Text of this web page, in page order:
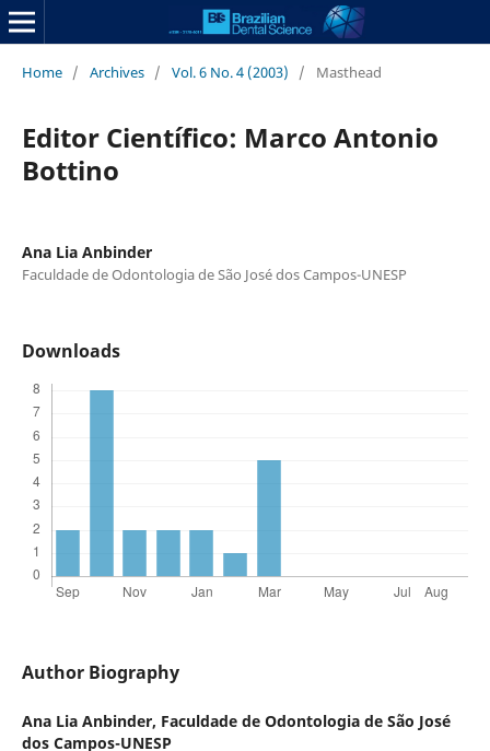
Home / Archives / Vol. 6 No. 4 (2003) / Masthead
Editor Científico: Marco Antonio
Bottino
Ana Lia Anbinder
Faculdade de Odontologia de São José dos Campos-UNESP
Downloads
Author Biography
Ana Lia Anbinder, Faculdade de Odontologia de São José
dos Campos-UNESP